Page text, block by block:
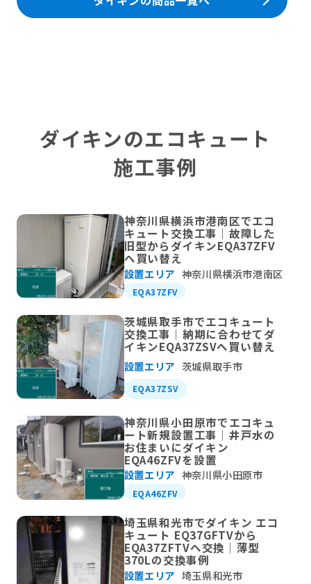
ダイキンのエコキュート
施工事例
神奈川県横浜市港南区でエコ
キュート交換工事｜故障した
旧型からダイキンEQA37ZFV
へ買い替え
設置エリア 神奈川県横浜市港南区
EQA37ZFV
茨城県取手市でエコキュート
交換工事｜納期に合わせてダ
イキンEQA37ZSVへ買い替え
設置エリア 茨城県取手市
EQA37ZSV
神奈川県小田原市でエコキュ
ート新規設置工事｜井戸水の
お住まいにダイキン
EQA46ZFVを設置
設置エリア 神奈川県小田原市
EQA46ZFV
埼玉県和光市でダイキン エコ
キュート EQ37GFTVから
EQA37ZFTVへ交換｜薄型
370Lの交換事例
設置エリア 埼玉県和光市